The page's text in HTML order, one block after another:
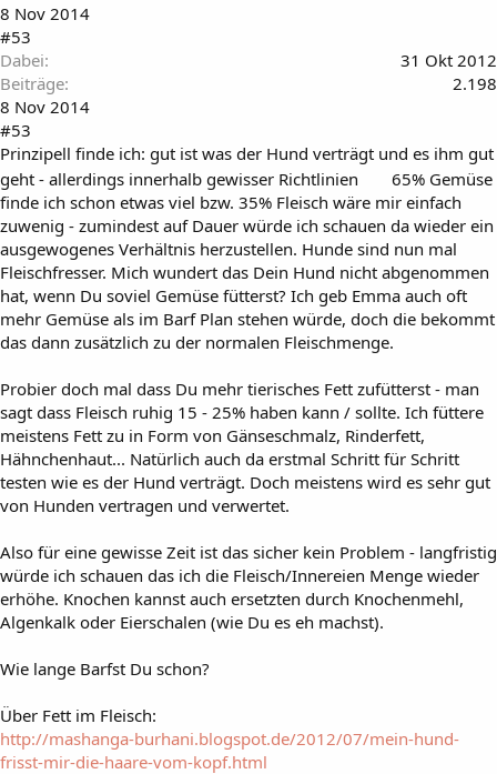
8 Nov 2014
#53
Dabei
31 Okt 2012
Beiträge
2.198
8 Nov 2014
#53
Prinzipell finde ich: gut ist was der Hund verträgt und es ihm gut
geht - allerdings innerhalb gewisser Richtlinien
65% Gemüse
finde ich schon etwas viel bzw. 35% Fleisch wäre mir einfach
zuwenig - zumindest auf Dauer würde ich schauen da wieder ein
ausgewogenes Verhältnis herzustellen. Hunde sind nun mal
Fleischfresser. Mich wundert das Dein Hund nicht abgenommen
hat, wenn Du soviel Gemüse fütterst? Ich geb Emma auch oft
mehr Gemüse als im Barf Plan stehen würde, doch die bekommt
das dann zusätzlich zu der normalen Fleischmenge.
Probier doch mal dass Du mehr tierisches Fett zufütterst - man
sagt dass Fleisch ruhig 15 - 25% haben kann / sollte. Ich füttere
meistens Fett zu in Form von Gänseschmalz, Rinderfett,
Hähnchenhaut... Natürlich auch da erstmal Schritt für Schritt
testen wie es der Hund verträgt. Doch meistens wird es sehr gut
von Hunden vertragen und verwertet.
Also für eine gewisse Zeit ist das sicher kein Problem - langfristig
würde ich schauen das ich die Fleisch/Innereien Menge wieder
erhöhe. Knochen kannst auch ersetzten durch Knochenmehl,
Algenkalk oder Eierschalen (wie Du es eh machst).
Wie lange Barfst Du schon?
Über Fett im Fleisch:
http://mashanga-burhani.blogspot.de/2012/07/mein-hund-
frisst-mir-die-haare-vom-kopf.html